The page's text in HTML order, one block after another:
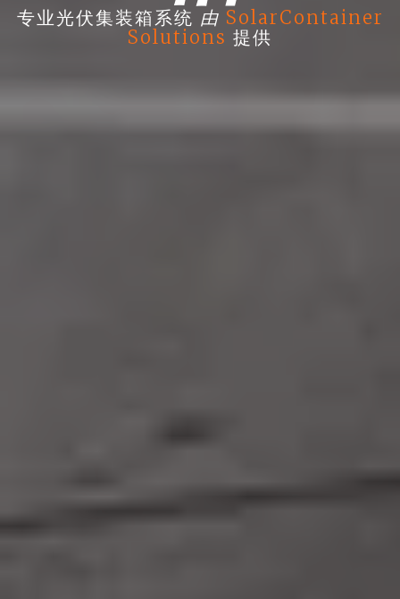
专业光伏集装箱系统 由 SolarContainer
Solutions 提供